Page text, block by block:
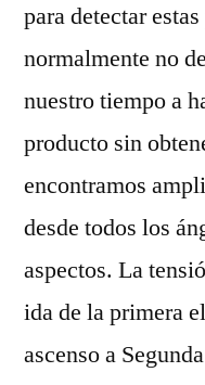
para detectar
normalmente no
nuestro tiempo a
producto sin
encontramos
desde todos los
aspectos. La
ida de la primera
ascenso a